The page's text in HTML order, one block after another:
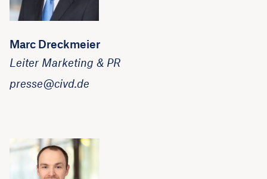
Marc Dreckmeier
Leiter Marketing & PR
presse@civd.de